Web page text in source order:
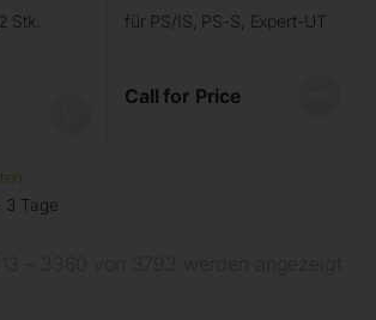
Stk.
3 Tage
für PS/IS, PS-S, Expert-UT
Call for Price